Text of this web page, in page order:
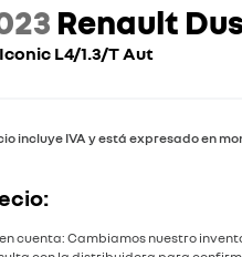
Renault
L4/1.3/T Aut
incluye IVA y está expresado en
en cuenta: Cambiamos nuestro